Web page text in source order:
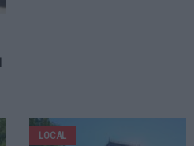
LOCAL